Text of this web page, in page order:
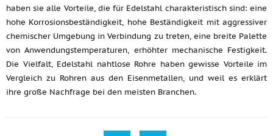
haben sie alle Vorteile, die für Edelstahl charakteristisch sind: eine
hohe Korrosionsbeständigkeit, hohe Beständigkeit mit aggressiver
chemischer Umgebung in Verbindung zu treten, eine breite Palette
von Anwendungstemperaturen, erhöhter mechanische Festigkeit.
Die Vielfalt, Edelstahl nahtlose Rohre haben gewisse Vorteile im
Vergleich zu Rohren aus den Eisenmetallen, und weil es erklärt
ihre große Nachfrage bei den meisten Branchen.